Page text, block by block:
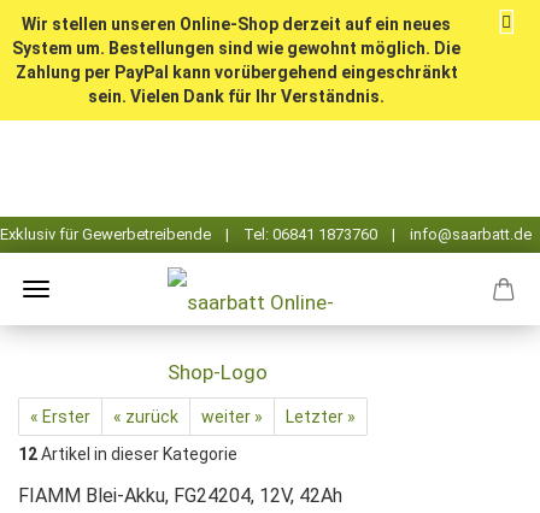
Wir stellen unseren Online-Shop derzeit auf ein neues
System um. Bestellungen sind wie gewohnt möglich. Die
Zahlung per PayPal kann vorübergehend eingeschränkt
sein. Vielen Dank für Ihr Verständnis.
« Erster « zurück weiter »
Letzter »
12Artikel in dieser Kategorie
FIAMM Blei-Akku, FG24204, 12V, 42Ah